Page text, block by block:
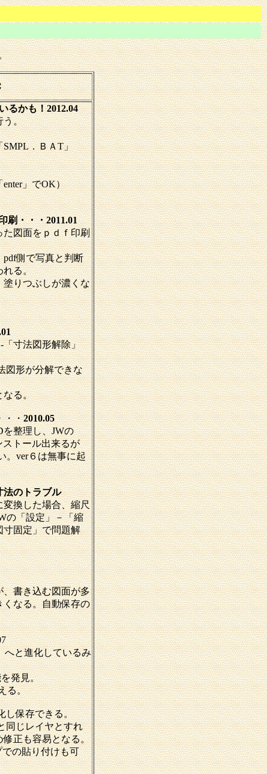
るかも！2012.04
う。
．ＢＡT」
」でOK）
刷・・・2011.01
た図面をｐｄｆ印刷
側で写真と判断
れる。
塗りつぶしが濃くな
「寸法図形解除」
図形が分解できな
なる。
・・2010.05
を整理し、JWの
ストール出来るが
。ver６は無事に起
法のトラブル
換した場合、縮尺
の「設定」－「縮
寸固定」で問題解
、書き込む図面が多
くなる。自動保存の
へと進化しているみ
発見。
る。
し保存できる。
同じレイヤとすれ
修正も容易となる。
の貼り付けも可